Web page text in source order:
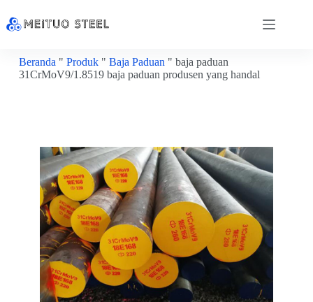
Beranda " Produk" Baja Paduan " baja paduan
31CrMoV9/1.8519 baja paduan produsen yang handal